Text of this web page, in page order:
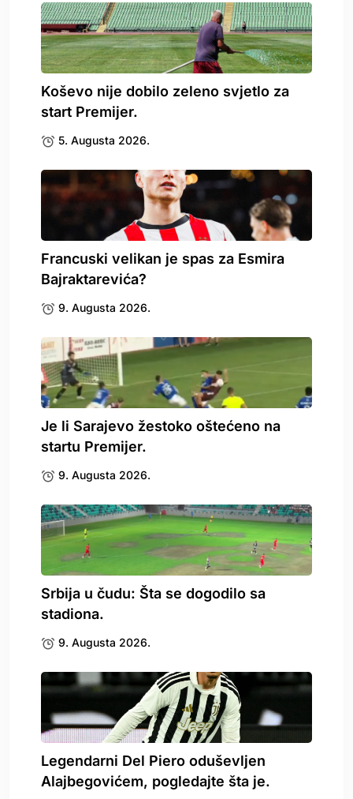
Koševo nije dobilo zeleno svjetlo za
start Premijer.
5. Augusta 2026.
Francuski velikan je spas za Esmira
Bajraktarevića?
9. Augusta 2026.
Je li Sarajevo žestoko oštećeno na
startu Premijer.
9. Augusta 2026.
Srbija u čudu: Šta se dogodilo sa
stadiona.
9. Augusta 2026.
Legendarni Del Piero oduševljen
Alajbegovićem, pogledajte šta je.